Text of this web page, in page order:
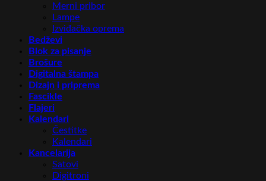
Merni pribor
Lampe
Izviđačka oprema
Bedževi
Blok za pisanje
Brošure
Digitalna štampa
Dizajn i priprema
Fascikle
Flajeri
Kalendari
Čestitke
Kalendari
Kancelarija
Satovi
Digitroni